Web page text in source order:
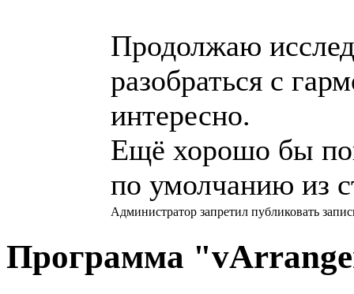
Продолжаю
разобраться с
интересно.
Ещё хорошо бы
по умолчанию из
Администратор запретил публиковать
Программа